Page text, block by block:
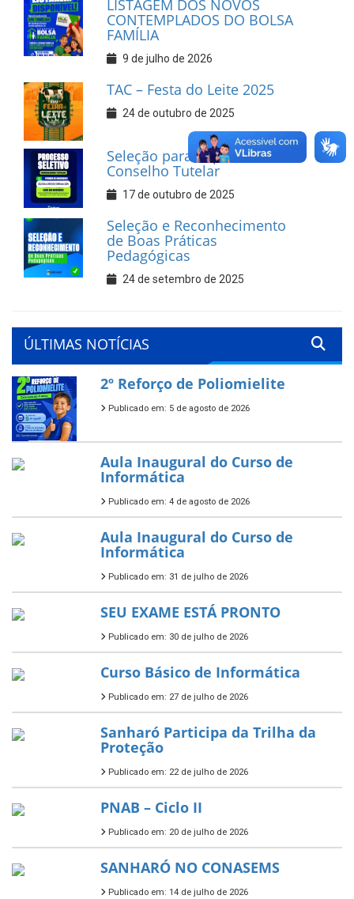
LISTAGEM DOS NOVOS
CONTEMPLADOS DO BOLSA
FAMÍLIA
9 de julho de 2026
TAC – Festa do Leite 2025
24 de outubro de 2025
Seleção para Suplentes do
Conselho Tutelar
17 de outubro de 2025
Seleção e Reconhecimento
de Boas Práticas
Pedagógicas
24 de setembro de 2025
ÚLTIMAS NOTÍCIAS
2º Reforço de Poliomielite
Publicado em: 5 de agosto de 2026
Aula Inaugural do Curso de
Informática
Publicado em: 4 de agosto de 2026
Aula Inaugural do Curso de
Informática
Publicado em: 31 de julho de 2026
SEU EXAME ESTÁ PRONTO
Publicado em: 30 de julho de 2026
Curso Básico de Informática
Publicado em: 27 de julho de 2026
Sanharó Participa da Trilha da
Proteção
Publicado em: 22 de julho de 2026
PNAB – Ciclo II
Publicado em: 20 de julho de 2026
SANHARÓ NO CONASEMS
Publicado em: 14 de julho de 2026